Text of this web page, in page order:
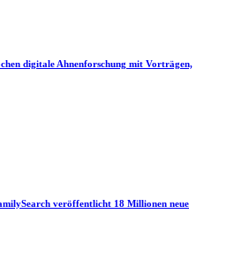
digitale Ahnenforschung mit Vorträgen,
veröffentlicht 18 Millionen neue